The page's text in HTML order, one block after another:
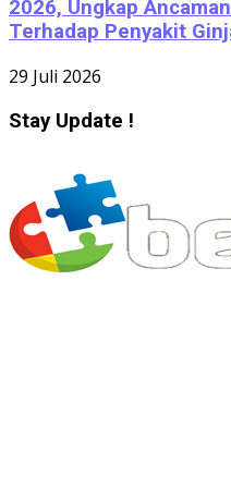
2026, Ungkap
Terhadap Penyakit
29 Juli 2026
Stay Update !